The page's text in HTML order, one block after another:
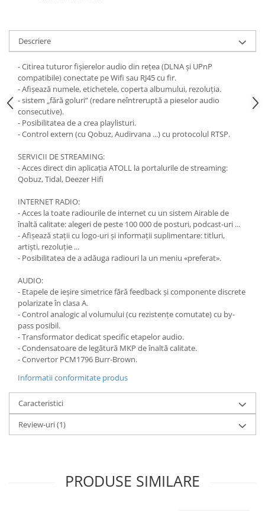
Descriere
- Citirea tuturor fișierelor audio din rețea (DLNA și UPnP
compatibile) conectate pe Wifi sau RJ45 cu fir.
- Afișează numele, etichetele, coperta albumului, rezoluția.
- sistem „fără goluri” (redare neîntreruptă a pieselor audio
consecutive).
- Posibilitatea de a crea playlisturi.
- Control extern (cu Qobuz, Audirvana ...) cu protocolul RTSP.
SERVICII DE STREAMING:
- Acces direct din aplicația ATOLL la portalurile de streaming:
Qobuz, Tidal, Deezer Hifi
INTERNET RADIO:
- Acces la toate radiourile de internet cu un sistem Airable de
înaltă calitate: alegeri de peste 100 000 de posturi, podcast-uri ...
- Afișează stații cu logo-uri și informații suplimentare: titluri,
artiști, rezoluție ...
- Posibilitatea de a adăuga radiouri la un meniu «preferat».
AUDIO:
- Etapele de ieșire simetrice fără feedback și componente discrete
polarizate în clasa A.
- Control analogic al volumului (cu rezistențe comutate) cu by-
pass posibil.
- Transformator dedicat specific etapelor audio.
- Condensatoare de legătură MKP de înaltă calitate.
- Convertor PCM1796 Burr-Brown.
Informatii conformitate produs
Caracteristici
Review-uri(1)
PRODUSE SIMILARE